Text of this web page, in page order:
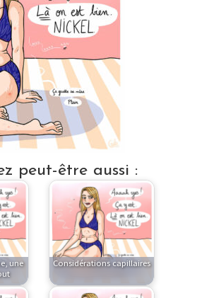
peut-être aussi :
une
Considérations capillaires